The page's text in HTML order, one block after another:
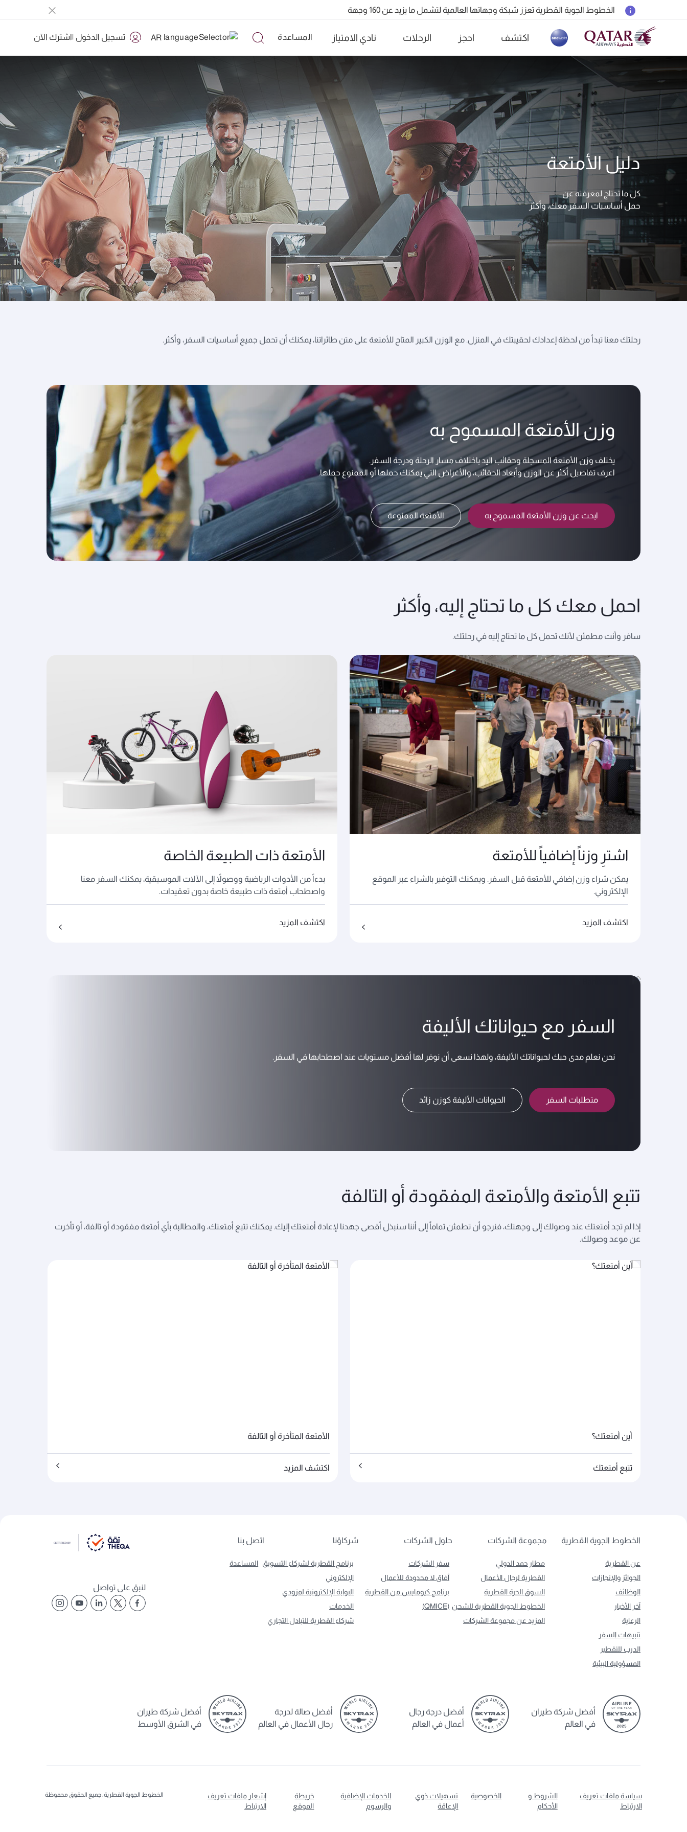
18 يونيو 2026: تحديثات خاصة باصطحاب الشواحن المحمولة أثناء السفر
الخطوط الجوية القطرية تعزز شبكة وجهاتها العالمية لتشمل ما يزيد عن 160 وجهة
اكتشف
(active)
احجز الرحلات نادي الامتياز المساعدة AR تسجيل الدخول |اشترك الآن
دليل الأمتعة
كل ما تحتاج لمعرفته عن
حمل أساسيات السفر معك، وأكثر
رحلتك معنا تبدأ من لحظة إعدادك لحقيبتك في المنزل. مع الوزن الكبير المتاح للأمتعة على متن طائراتنا، يمكنك أن تحمل جميع أساسيات السفر، وأكثر.
وزن الأمتعة المسموح به
يختلف وزن الأمتعة المسجلة وحقائب اليد باختلاف مسار الرحلة ودرجة السفر.
اعرف تفاصيل أكثر عن الوزن وأبعاد الحقائب، والأغراض التي يمكنك حملها أو الممنوع حملها.
ابحث عن وزن الأمتعة المسموح به الأمتعة الممنوعة
احمل معك كل ما تحتاج إليه، وأكثر
سافر وأنت مطمئن لأنك تحمل كل ما تحتاج إليه في رحلتك.
اشترِ وزناً إضافياً للأمتعة
يمكن شراء وزن إضافي للأمتعة قبل السفر. ويمكنك التوفير بالشراء عبر الموقع
الإلكتروني.
اكتشف المزيد
الأمتعة ذات الطبيعة الخاصة
بدءاً من الأدوات الرياضية ووصولاً إلى الآلات الموسيقية، يمكنك السفر معنا
واصطحاب أمتعة ذات طبيعة خاصة بدون تعقيدات.
اكتشف المزيد
السفر مع حيواناتك الأليفة
نحن نعلم مدى حبك لحيواناتك الأليفة، ولهذا نسعى أن نوفر لها أفضل مستويات عند اصطحابها في السفر.
متطلبات السفر الحيوانات الأليفة كوزن زائد
تتبع الأمتعة والأمتعة المفقودة أو التالفة
إذا لم تجد أمتعتك عند وصولك إلى وجهتك، فنرجو أن تطمئن تماماً إلى أننا سنبذل أقصى جهدنا لإعادة أمتعتك إليك. يمكنك تتبع أمتعتك، والمطالبة بأي أمتعة مفقودة أو تالفة، أو تأخرت
عن موعد وصولك.
أين أمتعتك؟
تتبع أمتعتك
الأمتعة المتأخرة أو التالفة
اكتشف المزيد
الخطوط الجوية القطرية مجموعة الشركات حلول الشركات شركاؤنا اتصل بنا
عن القطرية
الجوائز والإنجازات
الوظائف
آخر الأخبار
الرعاية
تنبيهات السفر
الدرب للتقطير
المسؤولية البيئية
مطار حمد الدولي
القطرية لرجال الأعمال
السوق الحرة القطرية
الخطوط الجوية القطرية للشحن
المزيد عن مجموعة الشركات
سفر الشركات
آفاق لا محدودة للأعمال
برنامج كيومايس من القطرية
(QMICE)
برنامج القطرية لشركاء التسويق
الإلكتروني
البوابة الإلكترونية لمزودي
الخدمات
شركاء القطرية للتبادل التجاري
المساعدة
لنبق على تواصل
أفضل شركة طيران
في العالم
أفضل درجة رجال
أعمال في العالم
أفضل صالة لدرجة
رجال الأعمال في العالم
أفضل شركة طيران
في الشرق الأوسط
سياسة ملفات تعريف
الارتباط
الشروط و
الأحكام
الخصوصية
تسهيلات ذوي
الإعاقة
الخدمات الإضافية
والرسوم
خريطة
الموقع
إشعار ملفات تعريف
الارتباط
الخطوط الجوية القطرية، جميع الحقوق محفوظة